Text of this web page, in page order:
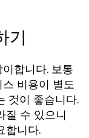
기
합니다. 보통
비용이 별도
것이 좋습니다.
질 수 있으니
합니다.